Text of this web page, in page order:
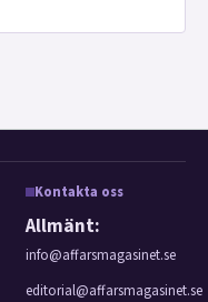
Kontakta oss
Allmänt:
info@affarsmagasinet.se
editorial@affarsmagasinet.se